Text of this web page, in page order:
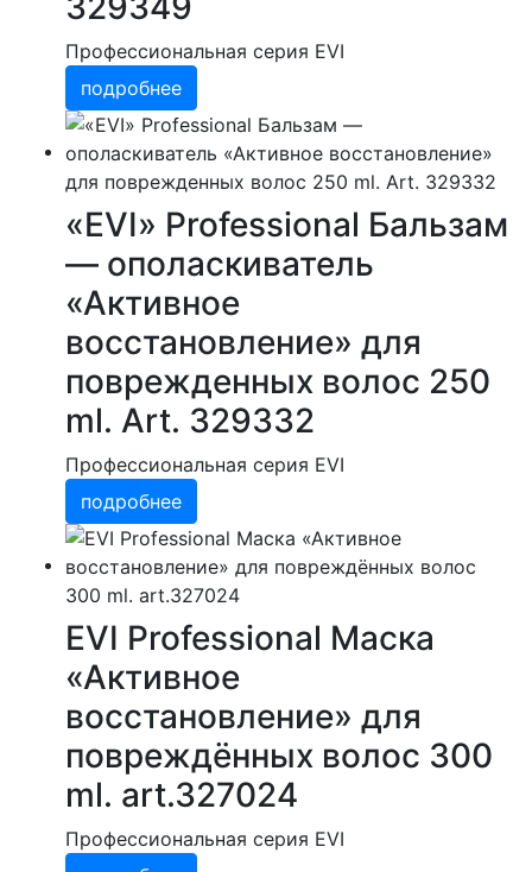
Профессиональная серия EVI
подробнее
«EVI» Professional Бальзам
— ополаскиватель
«Активное
восстановление» для
поврежденных волос 250
ml. Art. 329332
Профессиональная серия EVI
подробнее
EVI Professional Маска
«Активное
восстановление» для
повреждённых волос 300
ml. art.327024
Профессиональная серия EVI